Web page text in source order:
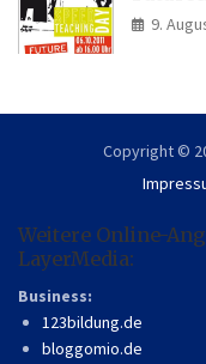
9.
Copyright ©
Weitere Online-
LayerMedia:
Business:
123bildung.de
bloggomio.de